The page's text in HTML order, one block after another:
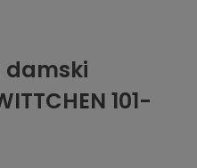
damski
101-